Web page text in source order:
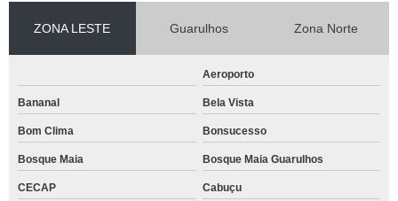
ZONA LESTE Guarulhos Zona Norte
Aeroporto
Bananal Bela Vista
Bom Clima Bonsucesso
Bosque Maia Bosque Maia Guarulhos
CECAP Cabuçu